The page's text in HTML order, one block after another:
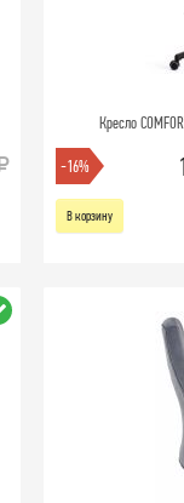
Кресло
-16%
В корзину